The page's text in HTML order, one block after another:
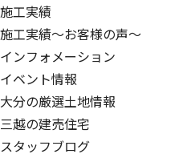
施工実績
施工実績～お客様の声～
インフォメーション
イベント情報
大分の厳選土地情報
三越の建売住宅
スタッフブログ